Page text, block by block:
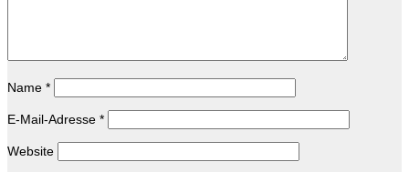
Name *
E-Mail-Adresse *
Website